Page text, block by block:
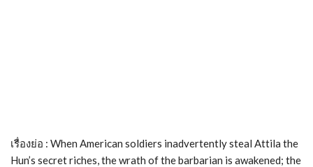
เรื่องย่อ : When American soldiers inadvertently steal Attila the
Hun’s secret riches, the wrath of the barbarian is awakened; the